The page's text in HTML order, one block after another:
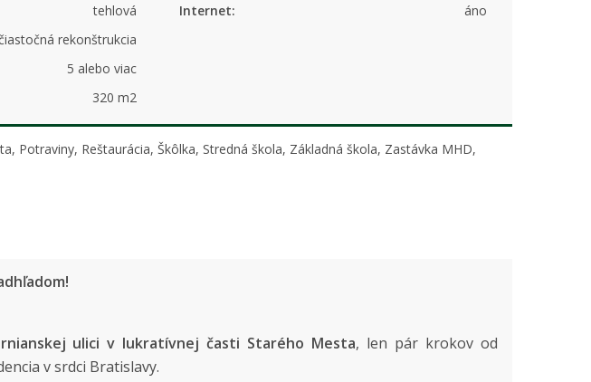
tehlová
rekonštrukcia
5 alebo viac
320 m2
Internet:
áno
Potraviny, Reštaurácia, Škôlka, Stredná škola, Základná škola, Zastávka MHD,
ulici v lukratívnej časti Starého Mesta, len pár krokov od
v srdci Bratislavy.